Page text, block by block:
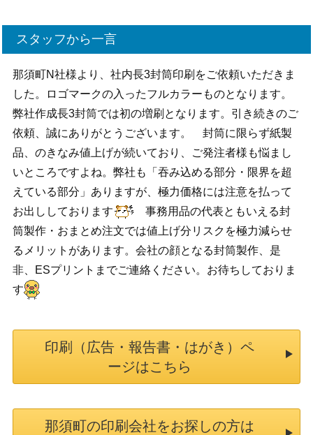
スタッフから一言
那須町N社様より、社内長3封筒印刷をご依頼いただきま
した。ロゴマークの入ったフルカラーものとなります。
弊社作成長3封筒では初の増刷となります。引き続きのご
依頼、誠にありがとうございます。 封筒に限らず紙製
品、のきなみ値上げが続いており、ご発注者様も悩まし
いところですよね。弊社も「吞み込める部分・限界を超
えている部分」ありますが、極力価格には注意を払って
お出ししております
事務用品の代表ともいえる封
筒製作・おまとめ注文では値上げ分リスクを極力減らせ
るメリットがあります。会社の顔となる封筒製作、是
非、ESプリントまでご連絡ください。お待ちしておりま
す
印刷（広告・報告書・はがき）ペ
ージはこちら
那須町の印刷会社をお探しの方は